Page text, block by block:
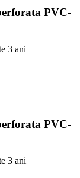
PVC-
3 ani
PVC-
3 ani